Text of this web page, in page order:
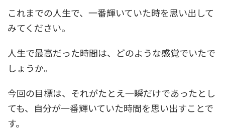
これまでの人生で、一番輝いていた時を思い出して
みてください。
人生で最高だった時間は、どのような感覚でいたで
しょうか。
今回の目標は、それがたとえ一瞬だけであったとし
ても、自分が一番輝いていた時間を思い出すことで
す。